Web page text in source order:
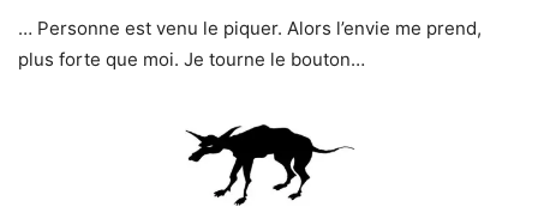
… Personne est venu le piquer. Alors l’envie me prend,
plus forte que moi. Je tourne le bouton…